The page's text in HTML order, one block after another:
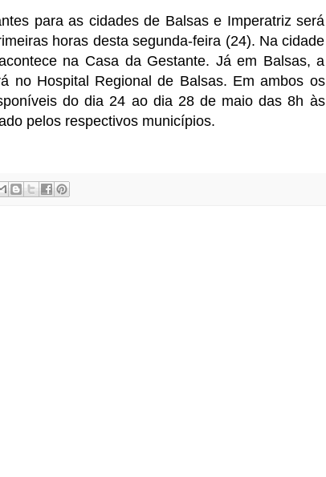
para as cidades de Balsas e Imperatriz será
horas desta segunda-feira (24). Na cidade
na Casa da Gestante. Já em Balsas, a
no Hospital Regional de Balsas. Em ambos os
do dia 24 ao dia 28 de maio das 8h às
pelos respectivos municípios.